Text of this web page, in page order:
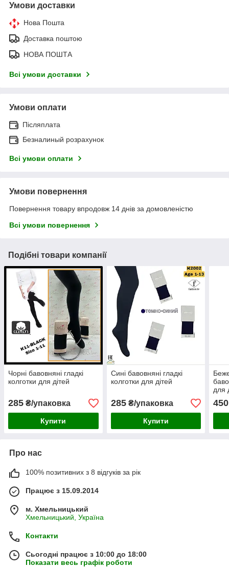
Умови доставки
Нова Пошта
Доставка поштою
НОВА ПОШТА
Всі умови доставки
Умови оплати
Післяплата
Безналиный розрахунок
Всі умови оплати
Умови повернення
Повернення товару впродовж 14 днів за домовленістю
Всі умови повернення
Подібні товари компанії
Чорні бавовняні гладкі
колготки для дітей
285 ₴/упаковка
Купити
Сині бавовняні гладкі
колготки для дітей
285₴/упаковка
Купити
для
450
Про нас
100% позитивних з 8 відгуків за рік
Працює з 15.09.2014
м. Хмельницький
Хмельницький, Україна
Контакти
Сьогодні працює з 10:00 до 18:00
Показати весь графік роботи